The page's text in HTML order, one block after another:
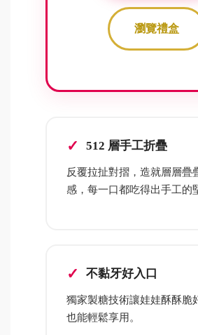
瀏覽禮盒
512 層手工折疊
反覆拉扯對摺，造就層層疊
感，每一口都吃得出手工的
不黏牙好入口
獨家製糖技術讓娃娃酥酥脆
也能輕鬆享用。